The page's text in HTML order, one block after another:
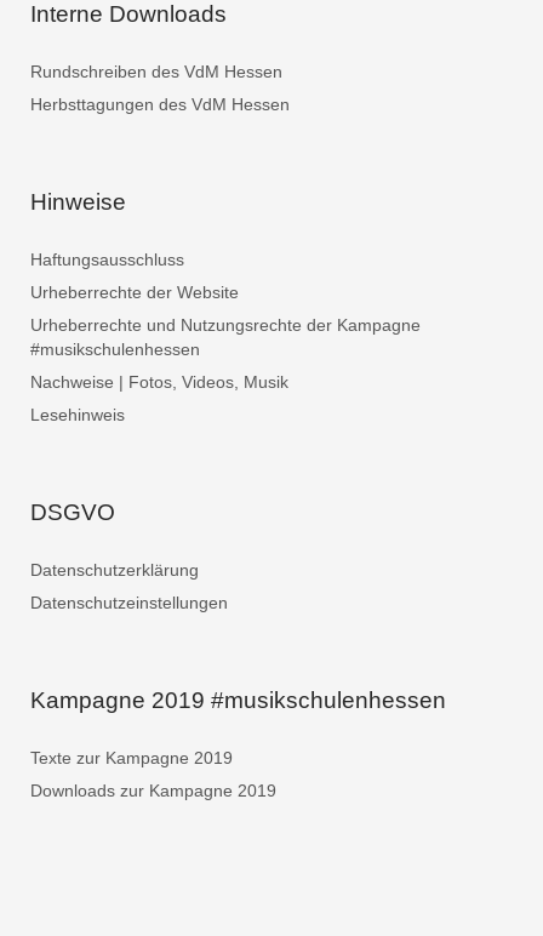
Interne Downloads
Rundschreiben des VdM Hessen
Herbsttagungen des VdM Hessen
Hinweise
Haftungsausschluss
Urheberrechte der Website
Urheberrechte und Nutzungsrechte der Kampagne
#musikschulenhessen
Nachweise | Fotos, Videos, Musik
Lesehinweis
DSGVO
Datenschutzerklärung
Datenschutzeinstellungen
Kampagne 2019 #musikschulenhessen
Texte zur Kampagne 2019
Downloads zur Kampagne 2019